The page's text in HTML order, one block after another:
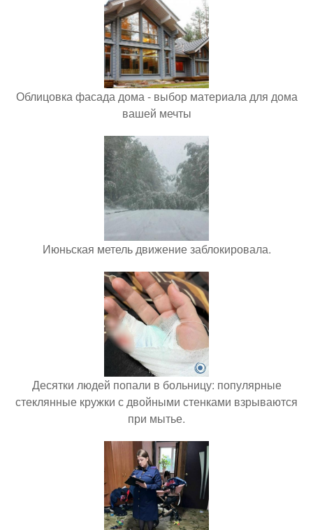
Облицовка фасада дома - выбор материала для дома
вашей мечты
Июньская метель движение заблокировала.
Десятки людей попали в больницу: популярные
стеклянные кружки с двойными стенками взрываются
при мытье.